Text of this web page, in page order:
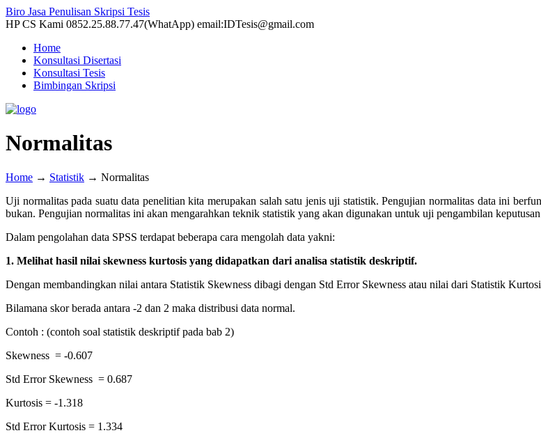
Biro Jasa Penulisan Skripsi Tesis
HP CS Kami 0852.25.88.77.47(WhatApp) email:IDTesis@gmail.com
Home
Konsultasi Disertasi
Konsultasi Tesis
Bimbingan Skripsi
Normalitas
Home → Statistik → Normalitas
Uji normalitas pada suatu data penelitian kita merupakan salah satu jenis uji statistik. Pengujian normalitas data ini
bukan. Pengujian normalitas ini akan mengarahkan teknik statistik yang akan digunakan untuk uji pengambilan
Dalam pengolahan data SPSS terdapat beberapa cara mengolah data yakni:
1. Melihat hasil nilai skewness kurtosis yang didapatkan dari analisa statistik deskriptif.
Dengan membandingkan nilai antara Statistik Skewness dibagi dengan Std Error Skewness atau nilai dari Statistik
Bilamana skor berada antara -2 dan 2 maka distribusi data normal.
Contoh : (contoh soal statistik deskriptif pada bab 2)
Skewness = -0.607
Std Error Skewness = 0.687
Kurtosis = -1.318
Std Error Kurtosis = 1.334